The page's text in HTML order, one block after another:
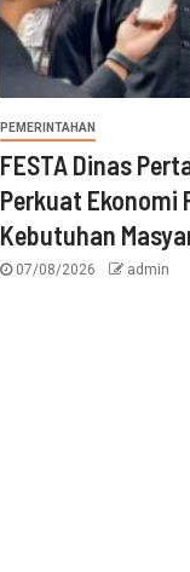
PEMERINTAHAN
FESTA Dinas
Perkuat Ekonomi
Kebutuhan
07/08/2026 admin